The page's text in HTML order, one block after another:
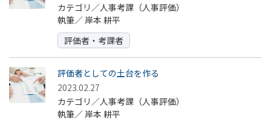
カテゴリ／人事考課（人事評価）
執筆／ 岸本 耕平
評価者・考課者
評価者としての土台を作る
2023.02.27
カテゴリ／人事考課（人事評価）
執筆／ 岸本 耕平